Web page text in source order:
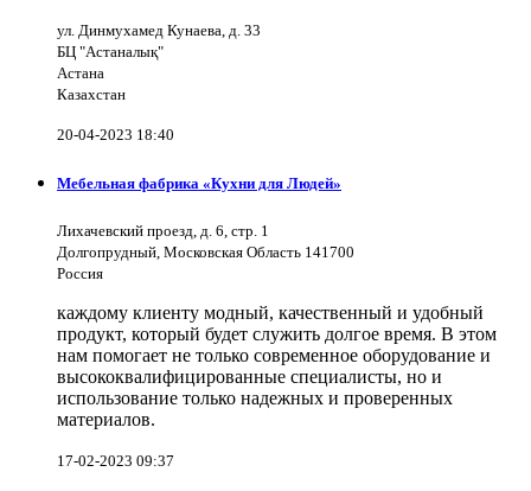
ул. Динмухамед Кунаева, д. 33
БЦ "Астаналық"
Астана
Казахстан
20-04-2023 18:40
Мебельная фабрика «Кухни для Людей»
Лихачевский проезд, д. 6, стр. 1
Долгопрудный, Московская Область 141700
Россия
каждому клиенту модный, качественный и удобный
продукт, который будет служить долгое время. В этом
нам помогает не только современное оборудование и
высококвалифицированные специалисты, но и
использование только надежных и проверенных
материалов.
17-02-2023 09:37